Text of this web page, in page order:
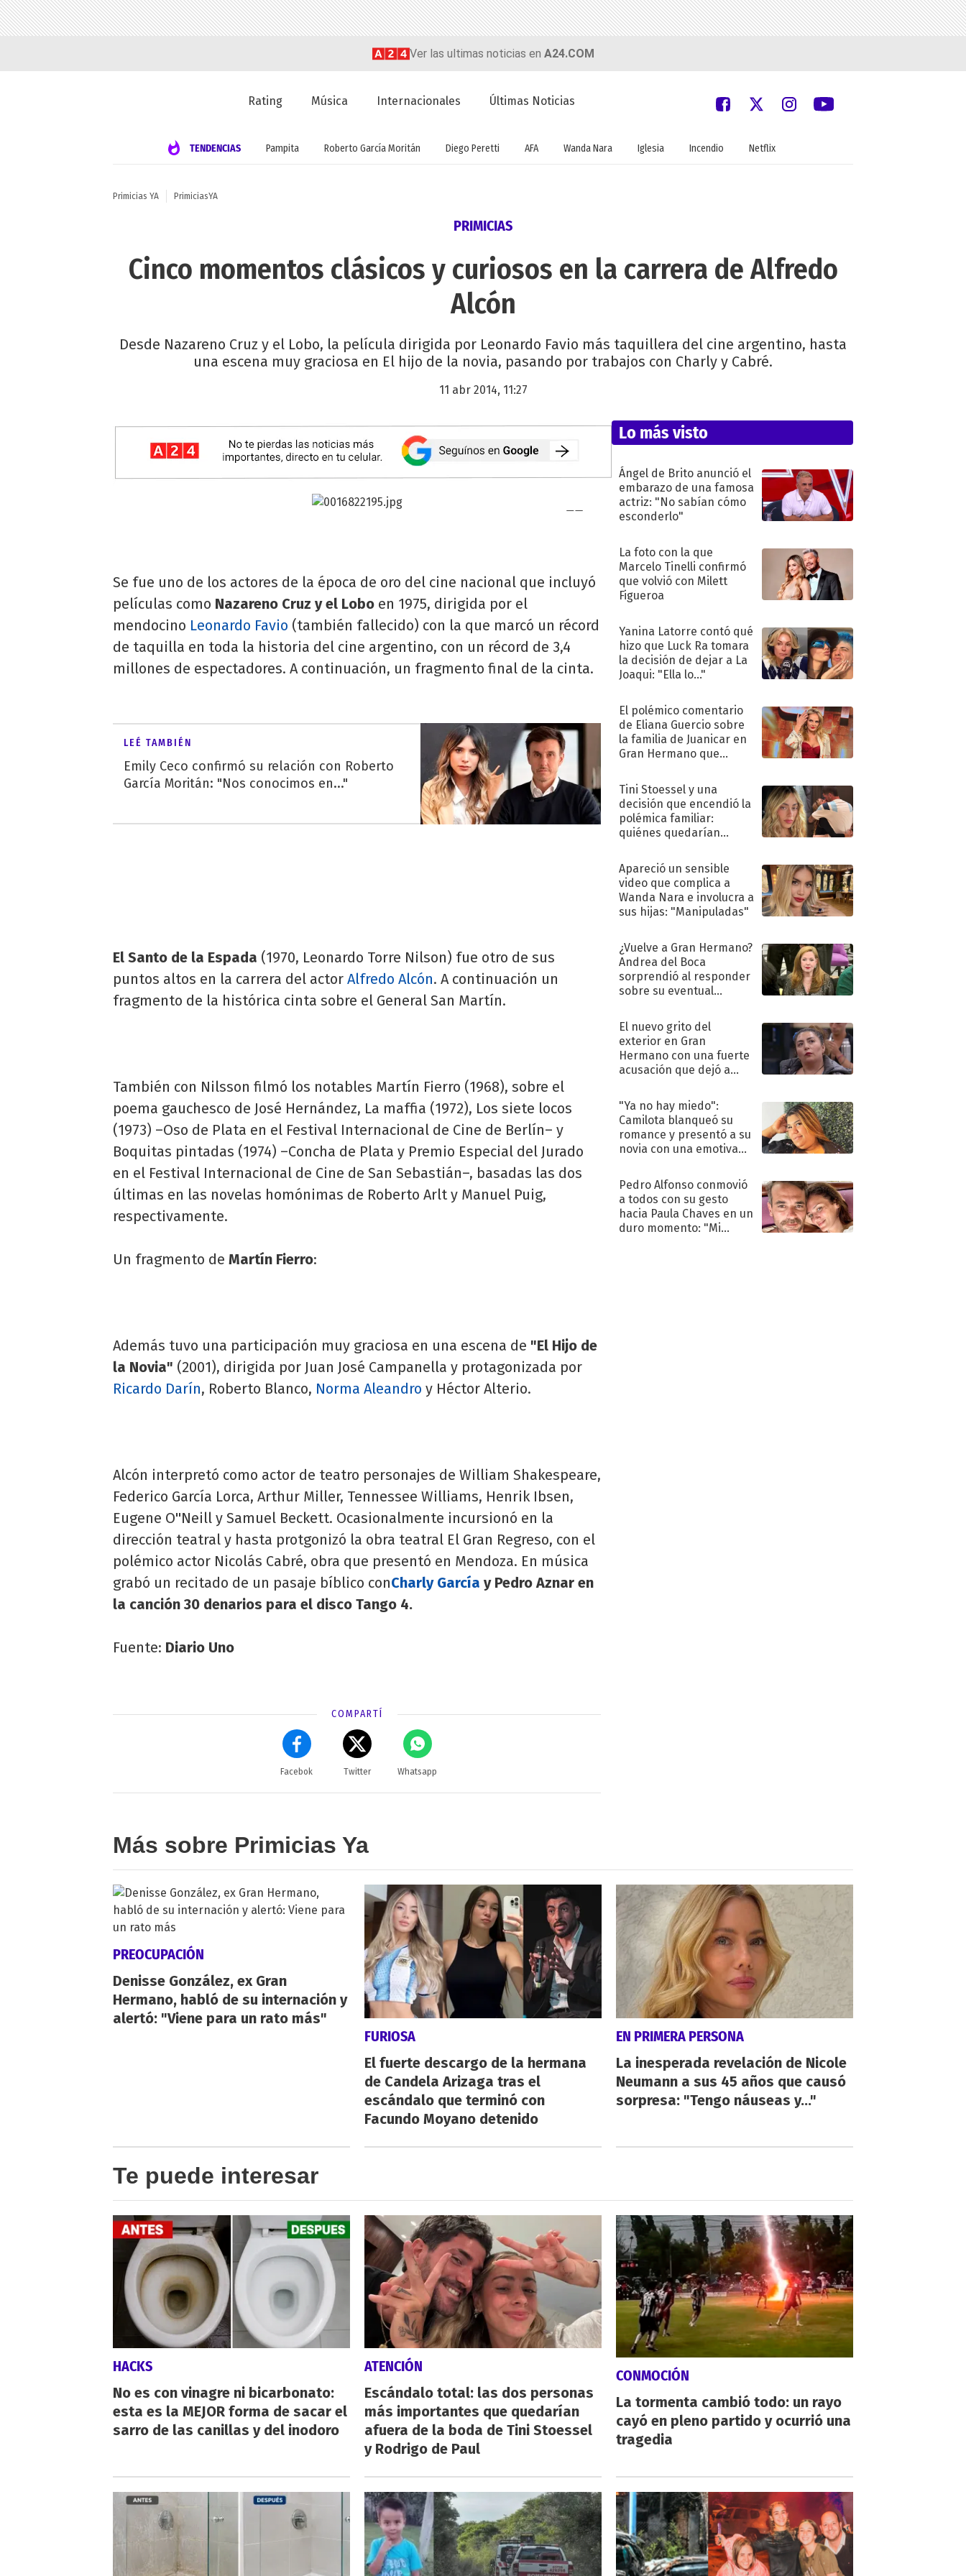
Ver las ultimas noticias en A24.COM
Rating Música Internacionales Últimas Noticias
TENDENCIAS Pampita Roberto García Moritán Diego Peretti AFA Wanda Nara Iglesia Incendio Netflix
Primicias YA PrimiciasYA
PRIMICIAS
Cinco momentos clásicos y curiosos en la carrera de Alfredo
Alcón
Desde Nazareno Cruz y el Lobo, la película dirigida por Leonardo Favio más taquillera del cine argentino, hasta
una escena muy graciosa en El hijo de la novia, pasando por trabajos con Charly y Cabré.
11 abr 2014, 11:27
Se fue uno de los actores de la época de oro del cine nacional que incluyó
películas como Nazareno Cruz y el Lobo en 1975, dirigida por el
mendocino Leonardo Favio (también fallecido) con la que marcó un récord
de taquilla en toda la historia del cine argentino, con un récord de 3,4
millones de espectadores. A continuación, un fragmento final de la cinta.
LEÉ TAMBIÉN
Emily Ceco confirmó su relación con Roberto
García Moritán: "Nos conocimos en..."
El Santo de la Espada (1970, Leonardo Torre Nilson) fue otro de sus
puntos altos en la carrera del actor Alfredo Alcón. A continuación un
fragmento de la histórica cinta sobre el General San Martín.
También con Nilsson filmó los notables Martín Fierro (1968), sobre el
poema gauchesco de José Hernández, La maffia (1972), Los siete locos
(1973) –Oso de Plata en el Festival Internacional de Cine de Berlín– y
Boquitas pintadas (1974) –Concha de Plata y Premio Especial del Jurado
en el Festival Internacional de Cine de San Sebastián–, basadas las dos
últimas en las novelas homónimas de Roberto Arlt y Manuel Puig,
respectivamente.
Un fragmento de Martín Fierro:
Además tuvo una participación muy graciosa en una escena de "El Hijo de
la Novia" (2001), dirigida por Juan José Campanella y protagonizada por
Ricardo Darín, Roberto Blanco, Norma Aleandro y Héctor Alterio.
Alcón interpretó como actor de teatro personajes de William Shakespeare,
Federico García Lorca, Arthur Miller, Tennessee Williams, Henrik Ibsen,
Eugene O''Neill y Samuel Beckett. Ocasionalmente incursionó en la
dirección teatral y hasta protgonizó la obra teatral El Gran Regreso, con el
polémico actor Nicolás Cabré, obra que presentó en Mendoza. En música
grabó un recitado de un pasaje bíblico conCharly García y Pedro Aznar en
la canción 30 denarios para el disco Tango 4.
Fuente: Diario Uno
COMPARTÍ
Facebok Twitter Whatsapp
Lo más visto
Ángel de Brito anunció el
embarazo de una famosa
actriz: "No sabían cómo
esconderlo"
La foto con la que
Marcelo Tinelli confirmó
que volvió con Milett
Figueroa
Yanina Latorre contó qué
hizo que Luck Ra tomara
la decisión de dejar a La
Joaqui: "Ella lo..."
El polémico comentario
de Eliana Guercio sobre
la familia de Juanicar en
Gran Hermano que
Tini Stoessel y una
decisión que encendió la
polémica familiar:
quiénes quedarían
Apareció un sensible
video que complica a
Wanda Nara e involucra a
sus hijas: "Manipuladas"
¿Vuelve a Gran Hermano?
Andrea del Boca
sorprendió al responder
sobre su eventual
El nuevo grito del
exterior en Gran
Hermano con una fuerte
acusación que dejó a
"Traidora"
"Ya no hay miedo":
Camilota blanqueó su
romance y presentó a su
novia con una emotiva
Pedro Alfonso conmovió
a todos con su gesto
hacia Paula Chaves en un
duro momento: "Mi
Más sobre Primicias Ya
PREOCUPACIÓN
Denisse González, ex Gran
Hermano, habló de su internación y
alertó: "Viene para un rato más"
FURIOSA
El fuerte descargo de la hermana
de Candela Arizaga tras el
escándalo que terminó con
Facundo Moyano detenido
EN PRIMERA PERSONA
La inesperada revelación de Nicole
Neumann a sus 45 años que causó
sorpresa: "Tengo náuseas y..."
Te puede interesar
HACKS
No es con vinagre ni bicarbonato:
esta es la MEJOR forma de sacar el
sarro de las canillas y del inodoro
ATENCIÓN
Escándalo total: las dos personas
más importantes que quedarían
afuera de la boda de Tini Stoessel
y Rodrigo de Paul
CONMOCIÓN
La tormenta cambió todo: un rayo
cayó en pleno partido y ocurrió una
tragedia